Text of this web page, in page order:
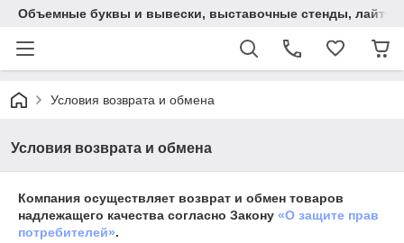
Объемные буквы и вывески, выставочные стенды,
Условия возврата и обмена
Условия возврата и обмена
Компания осуществляет возврат и обмен товаров
надлежащего качества согласно Закону «О защите прав
потребителей».